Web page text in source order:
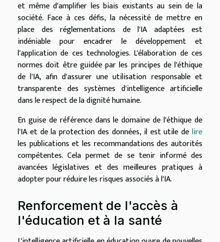
et même d'amplifier les biais existants au sein de la
société. Face à ces défis, la nécessité de mettre en
place des réglementations de l'IA adaptées est
indéniable pour encadrer le développement et
l'application de ces technologies. L'élaboration de ces
normes doit être guidée par les principes de l'éthique
de l'IA, afin d'assurer une utilisation responsable et
transparente des systèmes d'intelligence artificielle
dans le respect de la dignité humaine.
En guise de référence dans le domaine de l'éthique de
l'IA et de la protection des données, il est utile de lire
les publications et les recommandations des autorités
compétentes. Cela permet de se tenir informé des
avancées législatives et des meilleures pratiques à
adopter pour réduire les risques associés à l'IA.
Renforcement de l'accès à
l'éducation et à la santé